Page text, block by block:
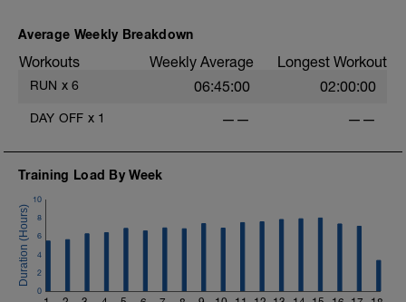
przerwą bardzo luźną 40-45"
Average Weekly Breakdown
Workouts Weekly Average Longest Workout
RUN x 6 06:45:00 02:00:00
DAY OFF x 1 —— ——
Training Load By Week
0
2
4
6
8
10